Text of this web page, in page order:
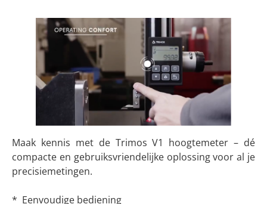
Maak kennis met de Trimos V1 hoogtemeter – dé
compacte en gebruiksvriendelijke oplossing voor al je
precisiemetingen.
* Eenvoudige bediening